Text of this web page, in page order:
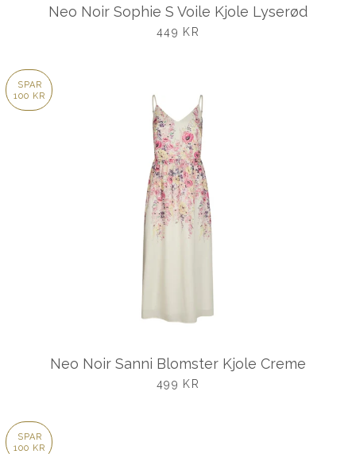
Neo Noir Sophie S Voile Kjole Lyserød
UDSALGSPRIS
449 KR
SPAR
100 KR
Neo Noir Sanni Blomster Kjole Creme
UDSALGSPRIS
499 KR
SPAR
100 KR